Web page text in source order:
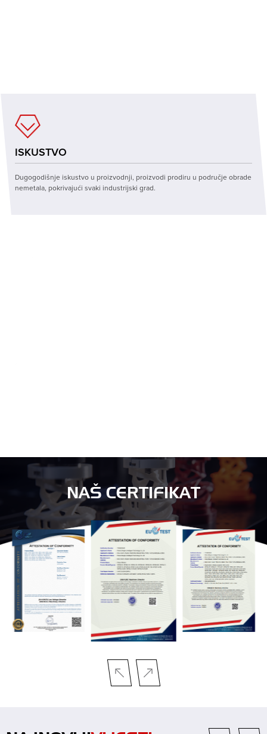
ISKUSTVO
Dugogodišnje iskustvo u proizvodnji, proizvodi prodiru u područje obrade
nemetala, pokrivajući svaki industrijski grad.
NAŠ CERTIFIKAT